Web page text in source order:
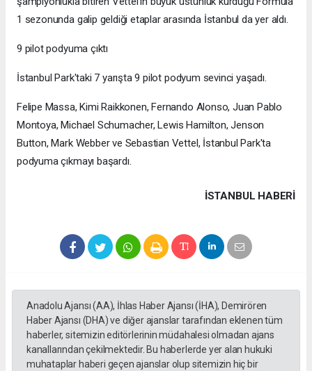
1 sezonunda galip geldiği etaplar arasında İstanbul da yer aldı.
9 pilot podyuma çıktı
İstanbul Park'taki 7 yarışta 9 pilot podyum sevinci yaşadı.
Felipe Massa, Kimi Raikkonen, Fernando Alonso, Juan Pablo
Montoya, Michael Schumacher, Lewis Hamilton, Jenson
Button, Mark Webber ve Sebastian Vettel, İstanbul Park'ta
podyuma çıkmayı başardı.
İSTANBUL HABERİ
Anadolu Ajansı (AA), İhlas Haber Ajansı (İHA), Demirören
Haber Ajansı (DHA) ve diğer ajanslar tarafından eklenen tüm
haberler, sitemizin editörlerinin müdahalesi olmadan ajans
kanallarından çekilmektedir. Bu haberlerde yer alan hukuki
muhataplar haberi geçen ajanslar olup sitemizin hiç bir